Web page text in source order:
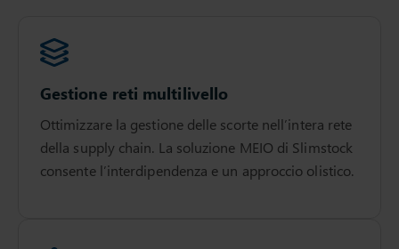
Gestione reti multilivello
Ottimizzare la gestione delle scorte nell’intera rete
della supply chain. La soluzione MEIO di Slimstock
consente l’interdipendenza e un approccio olistico.